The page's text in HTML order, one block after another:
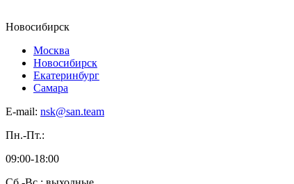
Новосибирск
Москва
Новосибирск
Екатеринбург
Самара
E-mail: nsk@san.team
Пн.-Пт.:
09:00-18:00